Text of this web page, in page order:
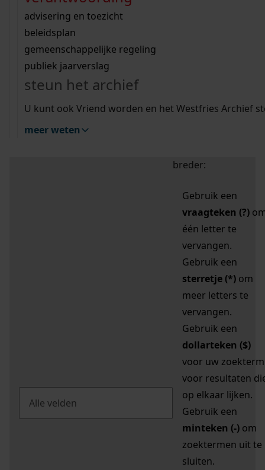
bouwvergunningen
omgevingsvergunningen
vergunningen
beeld en geluid
uitleg nodig?
Wij helpen u op weg met een aantal zoektips.
bekijk alle zoektips
Wij helpen u op weg met een aantal zoektips.
bekijk alle zoektips
bekijk ons geschiedenislokaal
advisering en toezicht
beleidsplan
gemeenschappelijke regeling
publiek jaarverslag
steun het archief
U kunt ook Vriend worden en het Westfries Archief
meer weten
zoektips
Mijn Studiezaal (inloggen)
uw zoekopdracht te
breder:
Gebruik een
vraagteken (?)
één letter te
vervangen.
Gebruik een
sterretje (*) om
meer letters te
vervangen.
Gebruik een
dollarteken ($)
voor uw zoekterm
voor resultaten
op elkaar lijken.
Gebruik een
minteken (-) om
zoektermen uit te
sluiten.